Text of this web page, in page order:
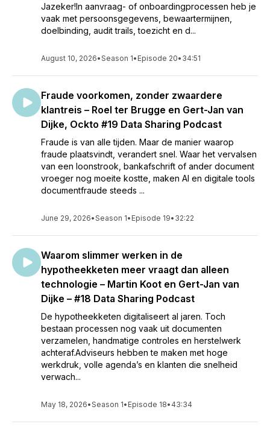
Jazeker!In aanvraag- of onboardingprocessen heb je
vaak met persoonsgegevens, bewaartermijnen,
doelbinding, audit trails, toezicht en d...
August 10, 2026•Season 1• Episode 20• 34:51
Fraude voorkomen, zonder zwaardere
klantreis – Roel ter Brugge en Gert-Jan van
Dijke, Ockto #19 Data Sharing Podcast
Fraude is van alle tijden. Maar de manier waarop
fraude plaatsvindt, verandert snel. Waar het vervalsen
van een loonstrook, bankafschrift of ander document
vroeger nog moeite kostte, maken AI en digitale tools
documentfraude steeds ...
June 29, 2026•Season 1• Episode 19• 32:22
Waarom slimmer werken in de
hypotheekketen meer vraagt dan alleen
technologie – Martin Koot en Gert-Jan van
Dijke – #18 Data Sharing Podcast
De hypotheekketen digitaliseert al jaren. Toch
bestaan processen nog vaak uit documenten
verzamelen, handmatige controles en herstelwerk
achteraf.Adviseurs hebben te maken met hoge
werkdruk, volle agenda’s en klanten die snelheid
verwach...
May 18, 2026•Season 1• Episode 18• 43:34